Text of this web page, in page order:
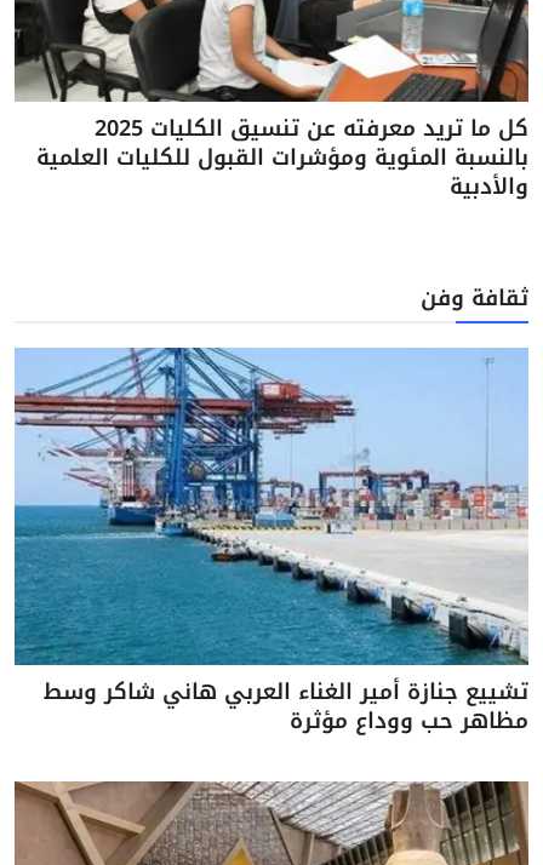
كل ما تريد معرفته عن تنسيق الكليات 2025
بالنسبة المئوية ومؤشرات القبول للكليات العلمية
والأدبية
ثقافة وفن
تشييع جنازة أمير الغناء العربي هاني شاكر وسط
مظاهر حب ووداع مؤثرة